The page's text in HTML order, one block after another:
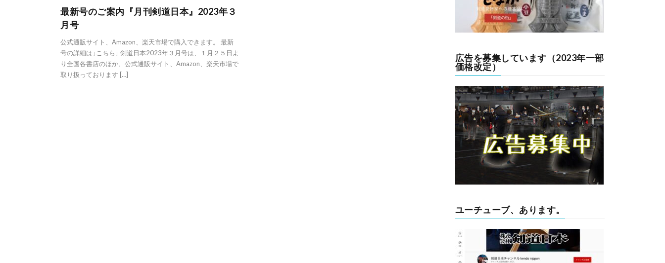
最新号のご案内『月刊剣道日本』2023年３
月号
公式通販サイト、Amazon、楽天市場で購入できます。 最新
号の詳細は↓こちら↓ 剣道日本2023年３月号は、１月２５日よ
り全国各書店のほか、公式通販サイト、Amazon、楽天市場で
取り扱っております […]
広告を募集しています（2023年一部
価格改定）
ユーチューブ、あります。